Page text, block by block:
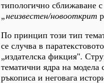
типологично сближаване
„неизвестен/новооткрит
По принцип този тип
се случва в
„издателска фикция".
тематични ядра на модела
ръкописа и неговага